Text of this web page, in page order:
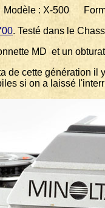
500 Format 35
. Testé dans le
MD et un
de cette génération
si on a laissé